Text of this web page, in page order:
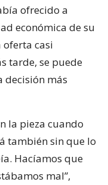
ofrecido a
económica de su
casi
tarde, se puede
decisión más
la pieza cuando
también sin que lo
Hacíamos que
mal”,